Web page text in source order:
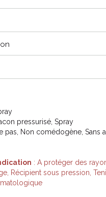
corps adaptés aux peaux
tous les produits
la peau qui tiraille ou
pressurisé, Spray
pas, Non comédogène, Sans
: A protéger des
Récipient sous pression,